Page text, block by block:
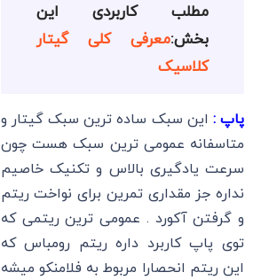
مطلب کاربردی این
بخش:معرفی کلی گیتار
کلاسیک
پاپ : این سبک ساده ترین سبک گیتار و
متاسفانه عمومی ترین سبک هست چون
سرعت یادگیری بالاس و تکنیک خاصیم
نداره جز مقداری تمرین برای نواخت ریتم
و گرفتن آکورد . عمومی ترین ریتمی که
توی پاپ کاربرد داره ریتم رومباس که
این ریتم انحصارا مربوط به فلامنکو میشه